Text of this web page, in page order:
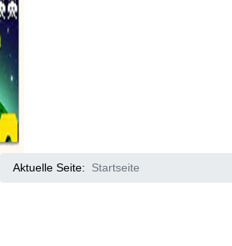
Aktuelle Seite: Startseite